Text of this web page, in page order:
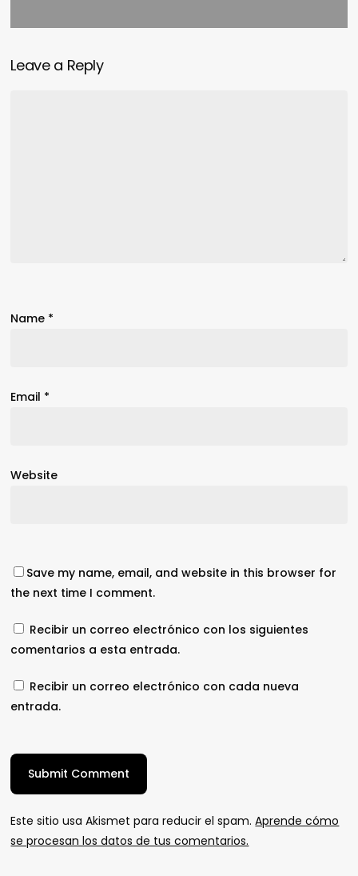
Leave a Reply
Name *
Email *
Website
Save my name, email, and website in this browser for
the next time I comment.
Recibir un correo electrónico con los siguientes
comentarios a esta entrada.
Recibir un correo electrónico con cada nueva
entrada.
Este sitio usa Akismet para reducir el spam.Aprende cómo
se procesan los datos de tus comentarios.